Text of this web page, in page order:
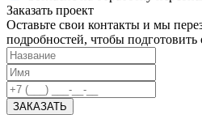
Заказать проект
Оставьте свои контакты и мы
подробностей, чтобы подготовить
ЗАКАЗАТЬ